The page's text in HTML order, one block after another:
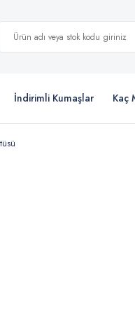
İndirimli Kumaşlar Kaç